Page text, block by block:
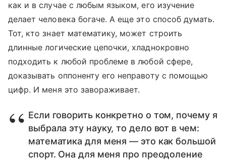
как и в случае с любым языком, его изучение
делает человека богаче. А еще это способ думать.
Тот, кто знает математику, может строить
длинные логические цепочки, хладнокровно
подходить к любой проблеме в любой сфере,
доказывать оппоненту его неправоту с помощью
цифр. И меня это завораживает.
Если говорить конкретно о том, почему я
выбрала эту науку, то дело вот в чем:
математика для меня — это как большой
спорт. Она для меня про преодоление